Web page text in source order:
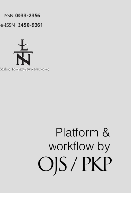
ISSN 0033-2356
e-ISSN 2450-9361